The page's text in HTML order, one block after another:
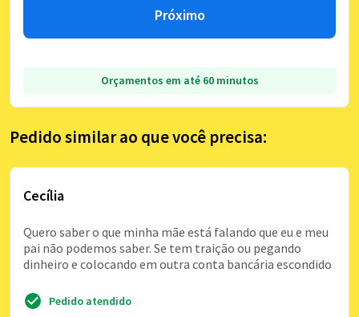
Próximo
Orçamentos em até 60 minutos
Pedido similar ao que você precisa:
Cecília
Quero saber o que minha mãe está falando que eu e meu
pai não podemos saber. Se tem traição ou pegando
dinheiro e colocando em outra conta bancária escondido
Pedido atendido